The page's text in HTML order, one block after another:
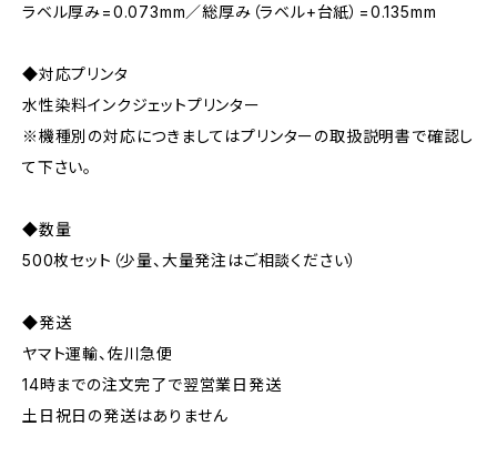
ラベル厚み=0.073mm／総厚み（ラベル+台紙）=0.135mm
◆対応プリンタ
水性染料インクジェットプリンター
※機種別の対応につきましてはプリンターの取扱説明書で確認し
て下さい。
◆数量
500枚セット（少量、大量発注はご相談ください）
◆発送
ヤマト運輸、佐川急便
14時までの注文完了で翌営業日発送
土日祝日の発送はありません